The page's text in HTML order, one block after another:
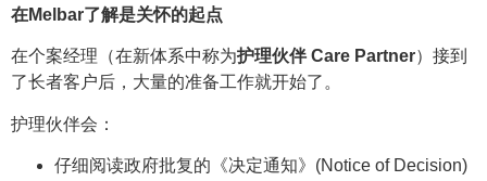
在Melbar了解是关怀的起点
在个案经理（在新体系中称为护理伙伴 Care Partner）接到
了长者客户后，大量的准备工作就开始了。
护理伙伴会：
仔细阅读政府批复的《决定通知》(Notice of Decision)